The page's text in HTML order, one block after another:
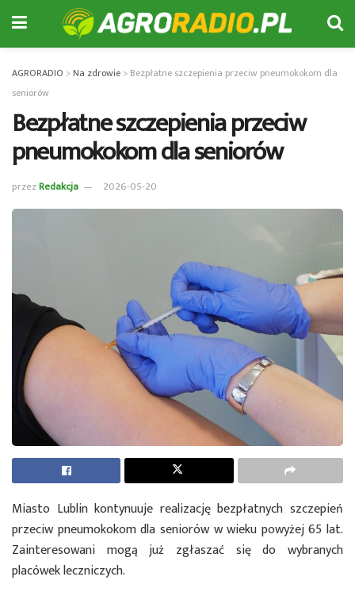
AGRORADIO >Na zdrowie > Bezpłatne szczepienia przeciw pneumokokom dla
seniorów
Bezpłatne szczepienia przeciw
pneumokokom dla seniorów
przezRedakcja 2026-05-20
Miasto Lublin kontynuuje realizację bezpłatnych szczepień
przeciw pneumokokom dla seniorów w wieku powyżej 65 lat.
Zainteresowani mogą już zgłaszać się do wybranych
placówek leczniczych.